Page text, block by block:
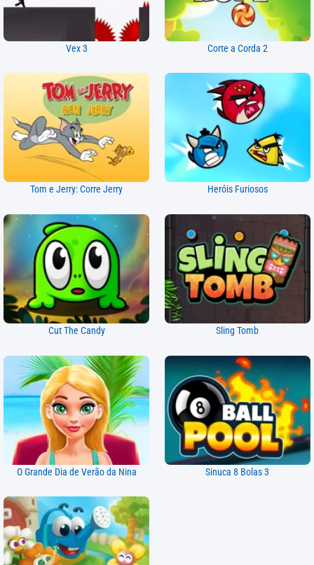
Vex 3 Corte a Corda 2
Tom e Jerry: Corre Jerry Heróis Furiosos
Cut The Candy Sling Tomb
O Grande Dia de Verão da Nina Sinuca 8 Bolas 3